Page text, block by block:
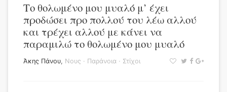
Το θολωμένο μου μυαλό μ’ έχει
προδώσει προ πολλού του λέω αλλού
και τρέχει αλλού με κάνει να
παραμιλώ το θολωμένο μου μυαλό
Άκης Πάνου, Νους · Παράνοια · Στίχοι